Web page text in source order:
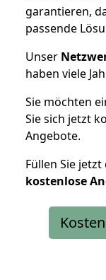
garantieren,
passende
Unser
haben viele
Sie möchten
Sie sich jetzt
Angebote.
Füllen Sie
kostenlose